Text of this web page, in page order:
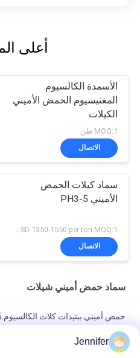
أعلى
الأسمدة الكالسيوم
المغنيسيوم الحمض الأميني
الكيلات
MOQ:1 طن
الاتصال
سماد كيلات الحمض
الأميني PH3-5
الاتصال
سماد حمض أميني شيلات
الماء
Jennifer